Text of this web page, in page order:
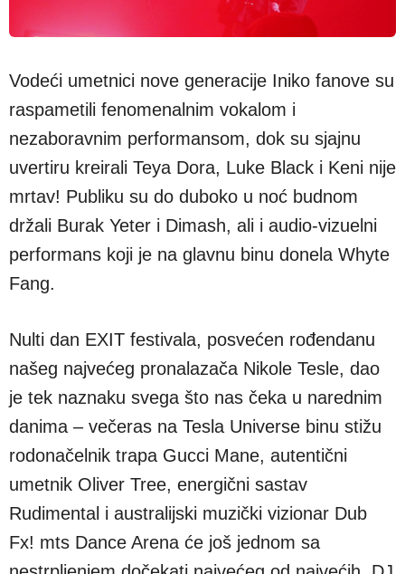
Vodeći umetnici nove generacije Iniko fanove su
raspametili fenomenalnim vokalom i
nezaboravnim performansom, dok su sjajnu
uvertiru kreirali Teya Dora, Luke Black i Keni nije
mrtav! Publiku su do duboko u noć budnom
držali Burak Yeter i Dimash, ali i audio-vizuelni
performans koji je na glavnu binu donela Whyte
Fang.
Nulti dan EXIT festivala, posvećen rođendanu
našeg najvećeg pronalazača Nikole Tesle, dao
je tek naznaku svega što nas čeka u narednim
danima – večeras na Tesla Universe binu stižu
rodonačelnik trapa Gucci Mane, autentični
umetnik Oliver Tree, energični sastav
Rudimental i australijski muzički vizionar Dub
Fx! mts Dance Arena će još jednom sa